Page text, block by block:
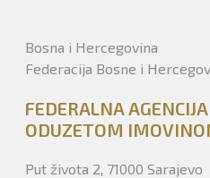
Bosna i Hercegovina
Federacija Bosne i
FEDERALNA
ODUZETOM
Put života 2, 71000 Sarajevo